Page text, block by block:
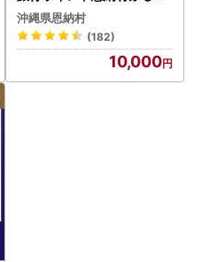
びトラベルポイント
沖縄県恩納村
(182)
10,000